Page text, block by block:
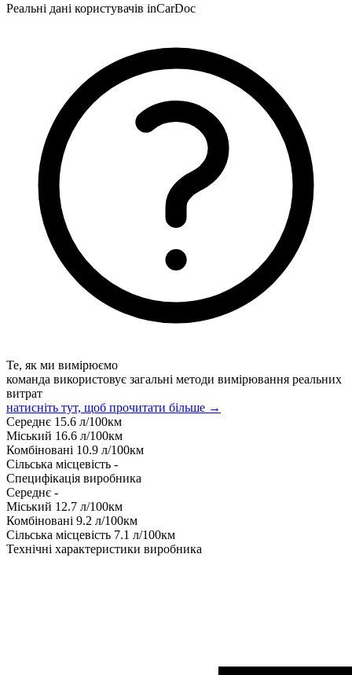
Реальні дані користувачів inCarDoc
Те, як ми вимірюємо
команда використовує загальні методи вимірювання реальних
витрат
натисніть тут, щоб прочитати більше →
Середнє 15.6 л/100км
Міський 16.6 л/100км
Комбіновані 10.9 л/100км
Сільська місцевість -
Специфікація виробника
Середнє -
Міський 12.7 л/100км
Комбіновані 9.2 л/100км
Сільська місцевість 7.1 л/100км
Технічні характеристики виробника